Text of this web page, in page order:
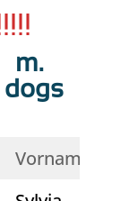
m.
dogs
Vorname